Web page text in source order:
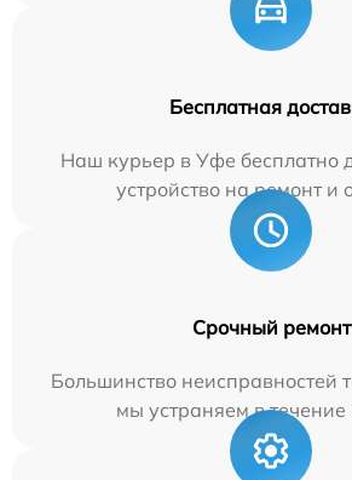
Бесплатная
Наш курьер в Уфе бесплатно
устройство на ремонт и
Срочный ремонт
Большинство неисправностей
мы устраняем в течение